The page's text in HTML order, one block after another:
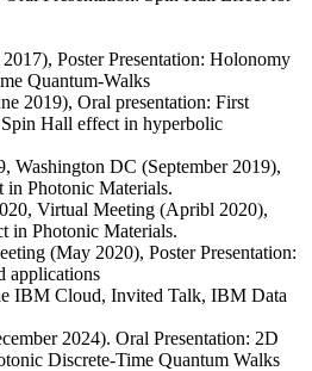
Poster Presentation: Holonomy
Quantum-Walks
2019), Oral presentation: First
Hall effect in hyperbolic
Washington DC (September 2019),
Photonic Materials.
Virtual Meeting (Apribl 2020),
in Photonic Materials.
(May 2020), Poster Presentation:
applications
IBM Cloud, Invited Talk, IBM Data
2024). Oral Presentation: 2D
Discrete-Time Quantum Walks